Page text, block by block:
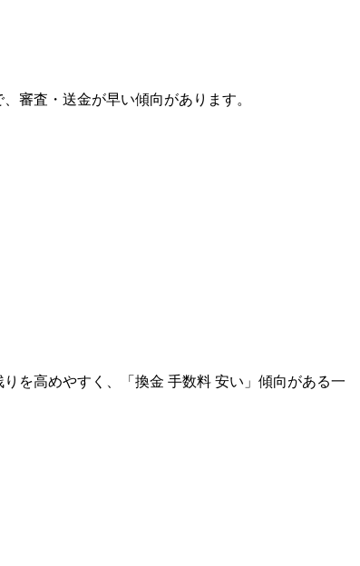
審査・送金が早い傾向があります。
を高めやすく、「換金 手数料 安い」傾向がある一